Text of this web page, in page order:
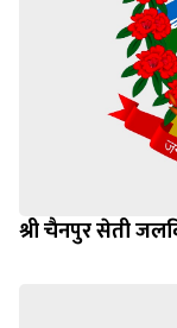
श्री चैनपुर सेती